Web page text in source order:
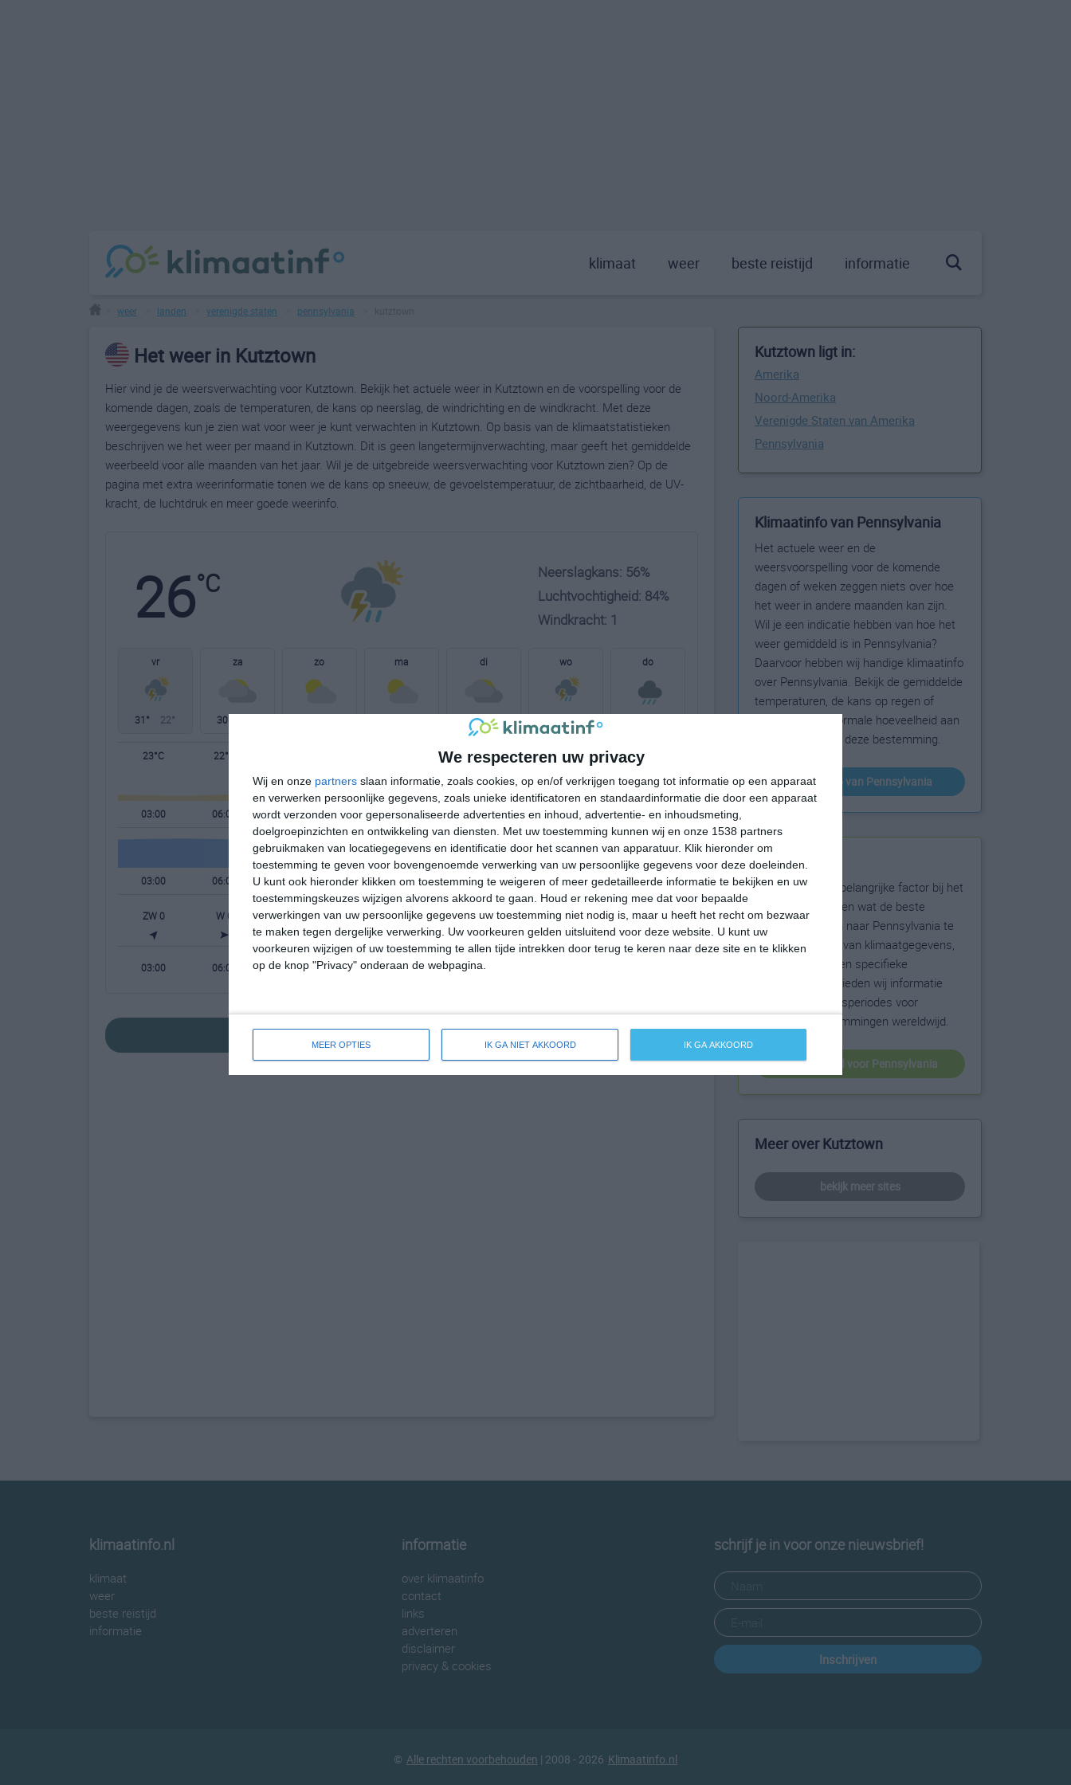
We respecteren uw privacy
Wij en onze partners slaan informatie, zoals cookies, op en/of verkrijgen toegang tot informatie op een apparaat
en verwerken persoonlijke gegevens, zoals unieke identificatoren en standaardinformatie die door een apparaat
wordt verzonden voor gepersonaliseerde advertenties en inhoud, advertentie- en inhoudsmeting,
doelgroepinzichten en ontwikkeling van diensten.
Met uw toestemming kunnen wij en onze 1538 partners
gebruikmaken van locatiegegevens en identificatie door het scannen van apparatuur. Klik hieronder om
toestemming te geven voor bovengenoemde verwerking van uw persoonlijke gegevens voor deze doeleinden.
U kunt ook hieronder klikken om toestemming te weigeren of meer gedetailleerde informatie te bekijken en uw
toestemmingskeuzes wijzigen alvorens akkoord te gaan.
Houd er rekening mee dat voor bepaalde
verwerkingen van uw persoonlijke gegevens uw toestemming niet nodig is, maar u heeft het recht om bezwaar
te maken tegen dergelijke verwerking. Uw voorkeuren gelden uitsluitend voor deze website. U kunt uw
voorkeuren wijzigen of uw toestemming te allen tijde intrekken door terug te keren naar deze site en te klikken
op de knop "Privacy" onderaan de webpagina.
MEER OPTIES IK GA NIET AKKOORD IK GA AKKOORD
klimaat weer beste reistijd informatie
weer landen verenigde staten pennsylvania
Het weer in Kutztown
Hier vind je de weersverwachting voor Kutztown. Bekijk het actuele weer in Kutztown en de voorspelling voor de
komende dagen, zoals de temperaturen, de kans op neerslag, de windrichting en de windkracht. Met deze
weergegevens kun je zien wat voor weer je kunt verwachten in Kutztown. Op basis van de klimaatstatistieken
beschrijven we het weer per maand in Kutztown. Dit is geen langetermijnverwachting, maar geeft het gemiddelde
weerbeeld voor alle maanden van het jaar. Wil je de uitgebreide weersverwachting voor Kutztown zien? Op de
pagina met extra weerinformatie tonen we de kans op sneeuw, de gevoelstemperatuur, de zichtbaarheid, de UV-
kracht, de luchtdruk en meer goede weerinfo.
26°C
Neerslagkans: 56%
Luchtvochtigheid: 84%
Windkracht: 1
vr
31° 22°
za
30°
zo ma di
30° 21°
wo
19°
do
23°C 22°C 30°C 28°C 24°C 23°C
03:00 06:00 09:00 12:00 15:00 18:00 21:00 00:00
03:00 06:00 09:00 12:00 15:00 18:00 21:00 00:00
ZW 0 W 0 W 0 WZW 1 ZW 2 ZZW 2 ZW 1 ZZW 1
03:00 06:00 09:00 12:00 15:00
bekijk de uitgebreide weersverwachting voor Kutztown
Kutztown ligt in:
Amerika
Noord-Amerika
Verenigde Staten van Amerika
Pennsylvania
Klimaatinfo van Pennsylvania
Het actuele weer en de
weersvoorspelling voor de komende
dagen of weken zeggen niets over hoe
het weer in andere maanden kan zijn.
Wil je een indicatie hebben van hoe het
weer gemiddeld is in Pennsylvania?
Daarvoor hebben wij handige klimaatinfo
over Pennsylvania. Bekijk de gemiddelde
temperaturen, de kans op regen of
sneeuw en de normale hoeveelheid aan
zonneschijn voor deze bestemming.
klimaatinfo van Pennsylvania
Beste reistijd
Het weer is een belangrijke factor bij het
reizen. Wil je weten wat de beste
maanden zijn om naar Pennsylvania te
reizen? Op basis van klimaatgegevens,
weersextremen en specifieke
weerinformatie bieden wij informatie
over de beste reisperiodes voor
duizenden bestemmingen wereldwijd.
beste reistijd voor Pennsylvania
Meer over Kutztown
bekijk meer sites
klimaatinfo.nl
klimaat
weer
beste reistijd
informatie
informatie
over klimaatinfo
contact
links
adverteren
disclaimer
privacy & cookies
schrijf je in voor onze nieuwsbrief!
Inschrijven
© Alle rechten voorbehouden | 2008 - 2026 Klimaatinfo.nl